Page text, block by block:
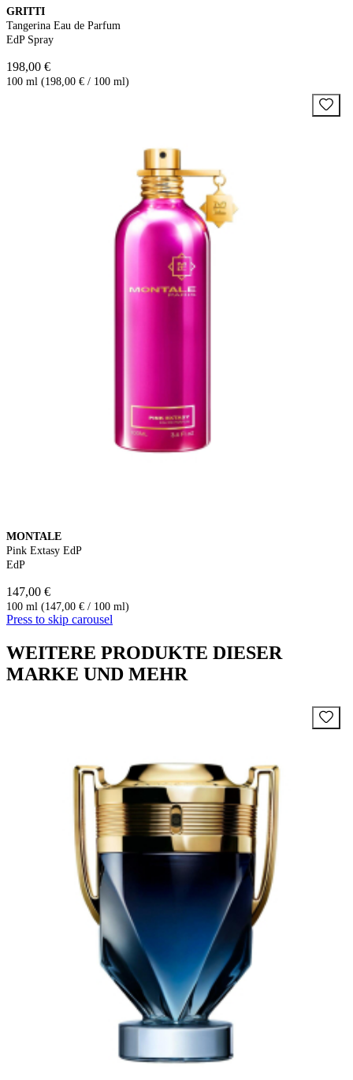
GRITTI
Tangerina Eau de Parfum
EdP Spray
198,00 €
100 ml (198,00 € / 100 ml)
MONTALE
Pink Extasy EdP
EdP
147,00 €
100 ml (147,00 € / 100 ml)
Press to skip carousel
WEITERE PRODUKTE DIESER
MARKE UND MEHR